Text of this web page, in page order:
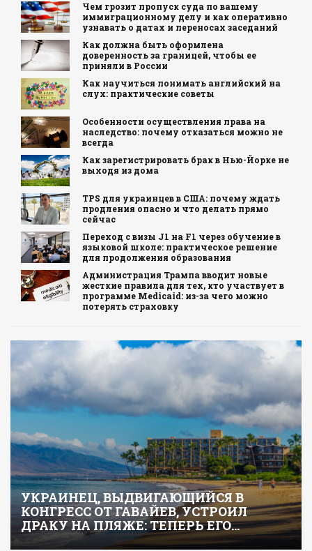
Чем грозит пропуск суда по вашему
иммиграционному делу и как оперативно
узнавать о датах и переносах заседаний
Как должна быть оформлена
доверенность за границей, чтобы ее
приняли в России
Как научиться понимать английский на
слух: практические советы
Особенности осуществления права на
наследство: почему отказаться можно не
всегда
Как зарегистрировать брак в Нью-Йорке не
выходя из дома
TPS для украинцев в США: почему ждать
продления опасно и что делать прямо
сейчас
Переход с визы J1 на F1 через обучение в
языковой школе: практическое решение
для продолжения образования
Администрация Трампа вводит новые
жесткие правила для тех, кто участвует в
программе Medicaid: из-за чего можно
потерять страховку
УКРАИНЕЦ, ВЫДВИГАЮЩИЙСЯ В
КОНГРЕСС ОТ ГАВАЙЕВ, УСТРОИЛ
ДРАКУ НА ПЛЯЖЕ: ТЕПЕРЬ ЕГО…